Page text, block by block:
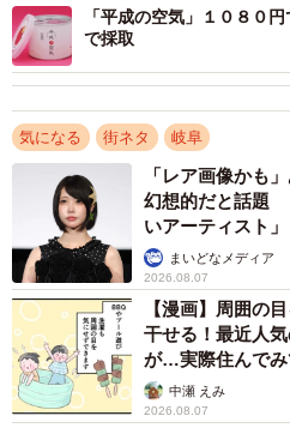
・世界一の大皿（瑞浪市）
・日本一大きい天狗像（美濃加
・日本一大きい乾漆仏（岐阜大
・世界一大きい狛犬（瑞浪市）
「平成の空気」１０８０
で採取
気になる 街ネタ 岐阜
「レア画像かも
幻想的だと話題
いアーティスト
まいどなメディア
2026.08.07
【漫画】周囲の
干せる！最近人
が…実際住んでみ
中瀬 えみ
2026.08.07